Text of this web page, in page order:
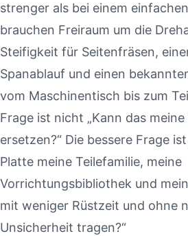
strenger als bei einem
brauchen Freiraum um die
Steifigkeit für Seitenfräsen,
Spanablauf und einen
vom Maschinentisch bis zum
Frage ist nicht „Kann das
ersetzen?“ Die bessere Frage
Platte meine Teilefamilie, meine
Vorrichtungsbibliothek und
mit weniger Rüstzeit und ohne
Unsicherheit tragen?“